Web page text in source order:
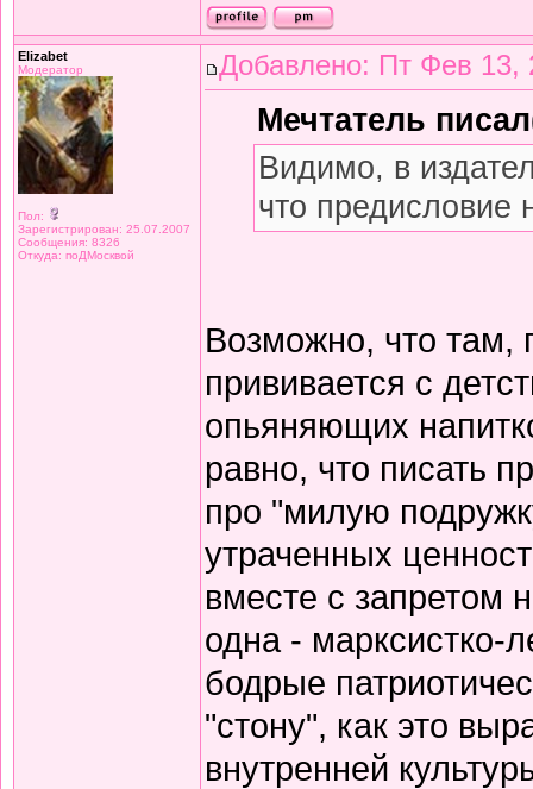
Elizabet
Модератор
Пол:
Зарегистрирован: 25.07.2007
Сообщения: 8326
Откуда: поДМосквой
Добавлено: Пт Фев 13,
Мечтатель
Видимо, в
что предисловие
Возможно, что там,
прививается с
опьяняющих
равно, что писать
про "милую
утраченных
вместе с запретом
одна - марксистко-
бодрые
"стону", как это
внутренней